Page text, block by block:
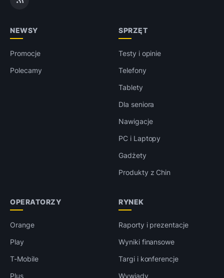
NEWSY
Promocje
Polecamy
SPRZĘT
Testy i opinie
Telefony
Tablety
Dla seniora
Nawigacje
PC i Laptopy
Gadżety
Produkty z Chin
OPERATORZY
Orange
Play
T-Mobile
Plus
RYNEK
Raporty i prezentacje
Wyniki finansowe
Targi i konferencje
Wywiady